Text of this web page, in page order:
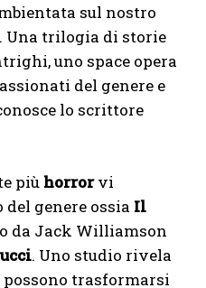
sul nostro
Una trilogia di storie
uno space opera
del genere e
lo scrittore
più horrorvi
genere ossia Il
da Jack Williamson
. Uno studio rivela
possono trasformarsi